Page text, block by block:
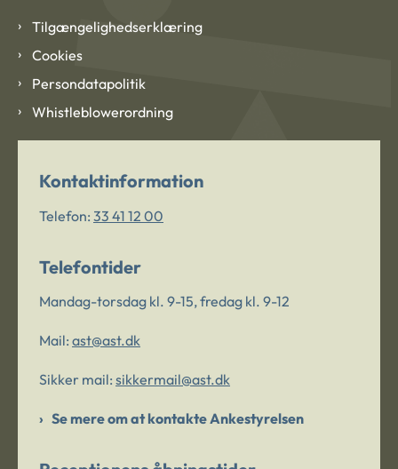
Tilgængelighedserklæring
Cookies
Persondatapolitik
Whistleblowerordning
Kontaktinformation
Telefon: 33 41 12 00
Telefontider
Mandag-torsdag kl. 9-15, fredag kl. 9-12
Mail: ast@ast.dk
Sikker mail: sikkermail@ast.dk
Se mere om at kontakte Ankestyrelsen